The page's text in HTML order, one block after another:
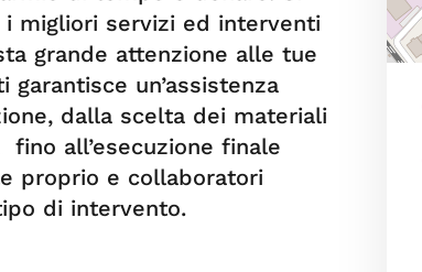
migliori servizi ed interventi
grande attenzione alle tue
un’assistenza
dalla scelta dei materiali
all’esecuzione finale
proprio e collaboratori
di intervento.